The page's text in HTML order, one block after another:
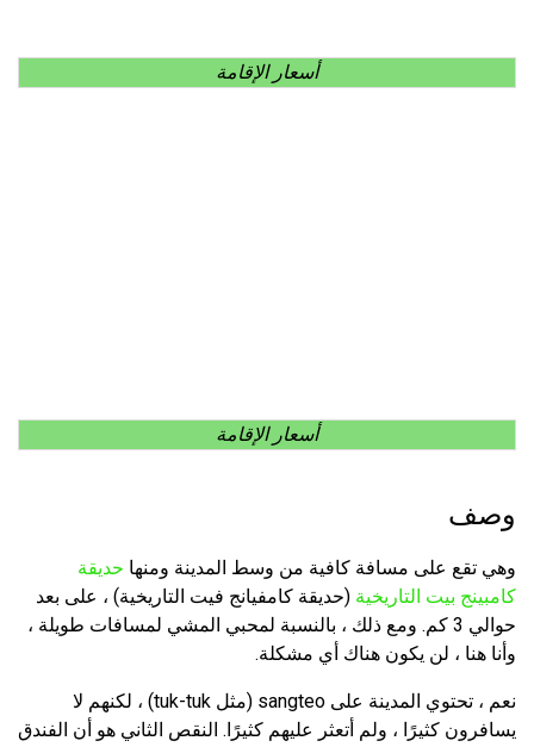
أسعار الإقامة
أسعار الإقامة
وصف
وهي تقع على مسافة كافية من وسط المدينة ومنها حديقة
كامبينج بيت التاريخية (حديقة كامفيانج فيت التاريخية) ، على بعد
حوالي 3 كم. ومع ذلك ، بالنسبة لمحبي المشي لمسافات طويلة ،
وأنا هنا ، لن يكون هناك أي مشكلة.
نعم ، تحتوي المدينة على sangteo (مثل tuk-tuk) ، لكنهم لا
يسافرون كثيرًا ، ولم أتعثر عليهم كثيرًا. النقص الثاني هو أن الفندق